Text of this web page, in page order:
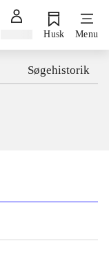
Husk Menu
Søgehistorik